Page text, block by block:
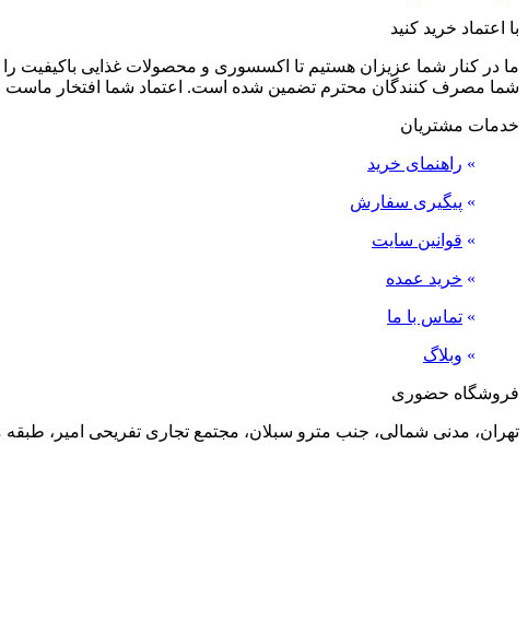
با اعتماد خرید کنید
ما در کنار شما عزیزان هستیم تا اکسسوری و محصولات غذایی باکیفیت را
شما مصرف کنندگان محترم تضمین شده است. اعتماد شما افتخار ماست
خدمات مشتریان
» راهنمای خرید
» پیگیری سفارش
» قوانین سایت
» خرید عمده
» تماس با ما
» وبلاگ
فروشگاه حضوری
تهران، مدنی شمالی، جنب مترو سبلان، مجتمع تجاری تفریحی امیر، طبقه منفی 2، پلاک 24،